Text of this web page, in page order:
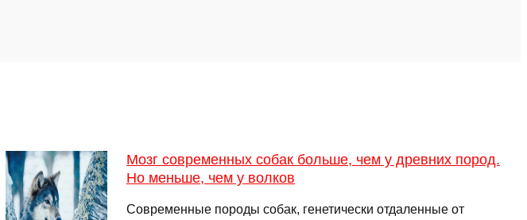
Мозг современных собак больше, чем у древних пород.
Но меньше, чем у волков
Современные породы собак, генетически отдаленные от